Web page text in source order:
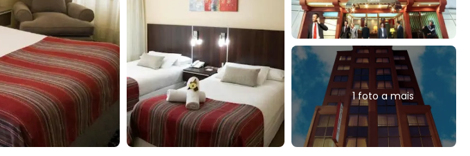
1 foto a mais